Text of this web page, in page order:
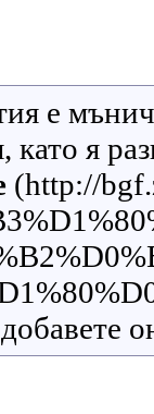
е
, като я
добавете